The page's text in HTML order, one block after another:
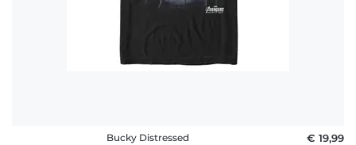
Bucky Distressed
€ 19,99